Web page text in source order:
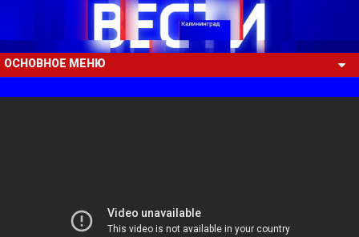
ОСНОВНОЕ МЕНЮ